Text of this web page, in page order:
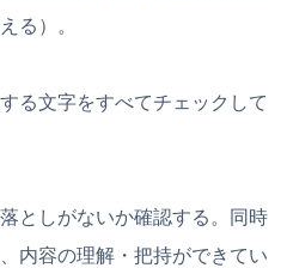
る）。
る文字をすべてチェックして
としがないか確認する。同時
内容の理解・把持ができてい